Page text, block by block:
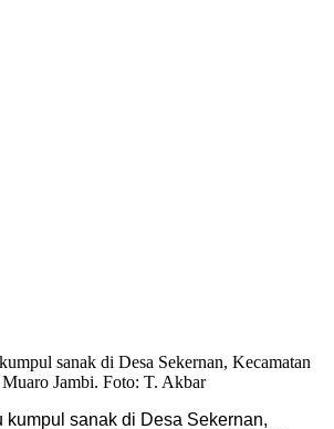
kumpul sanak di Desa Sekernan,